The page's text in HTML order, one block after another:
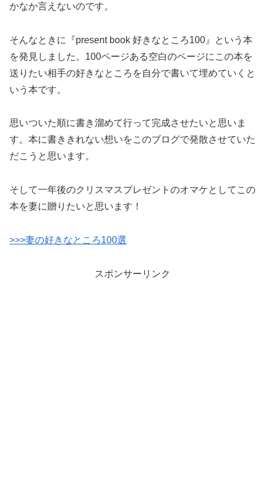
かなか言えないのです。
そんなときに『present book 好きなところ100』という本
を発見しました。100ページある空白のページにこの本を
送りたい相手の好きなところを自分で書いて埋めていくと
いう本です。
思いついた順に書き溜めて行って完成させたいと思いま
す。本に書ききれない想いをこのブログで発散させていた
だこうと思います。
そして一年後のクリスマスプレゼントのオマケとしてこの
本を妻に贈りたいと思います！
>>>妻の好きなところ100選
スポンサーリンク